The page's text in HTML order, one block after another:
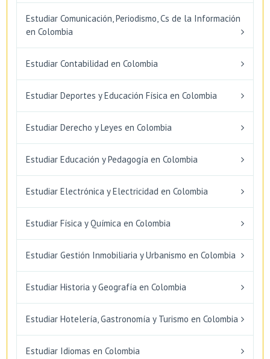
Estudiar Comunicación, Periodismo, Cs de la Información
en Colombia
Estudiar Contabilidad en Colombia
Estudiar Deportes y Educación Física en Colombia
Estudiar Derecho y Leyes en Colombia
Estudiar Educación y Pedagogía en Colombia
Estudiar Electrónica y Electricidad en Colombia
Estudiar Física y Química en Colombia
Estudiar Gestión Inmobiliaria y Urbanismo en Colombia
Estudiar Historia y Geografía en Colombia
Estudiar Hotelería, Gastronomía y Turismo en Colombia
Estudiar Idiomas en Colombia